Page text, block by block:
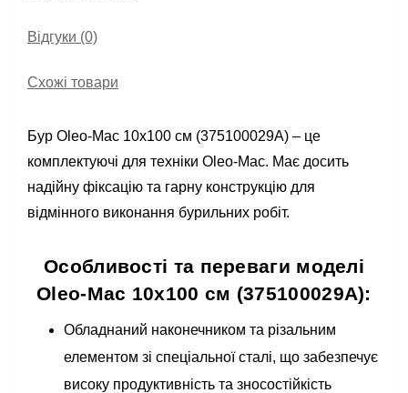
Відгуки (0)
Схожі товари
Бур Oleo-Mac 10х100 см (375100029A) – це
комплектуючі для техніки Oleo-Mac. Має досить
надійну фіксацію та гарну конструкцію для
відмінного виконання бурильних робіт.
Особливості та переваги моделі
Oleo-Mac 10х100 см (375100029A):
Обладнаний наконечником та різальним
елементом зі спеціальної сталі, що забезпечує
високу продуктивність та зносостійкість